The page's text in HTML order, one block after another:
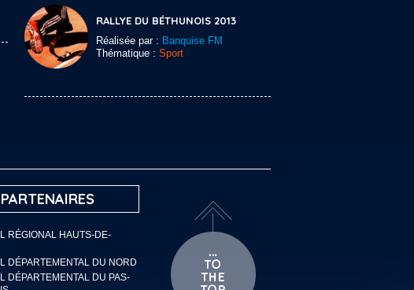
RALLYE DU BÉTHUNOIS 2013
Réalisée par : Banquise FM
Thématique : Sport
RÉGIONAL HAUTS-DE-
DÉPARTEMENTAL DU NORD
DÉPARTEMENTAL DU PAS-